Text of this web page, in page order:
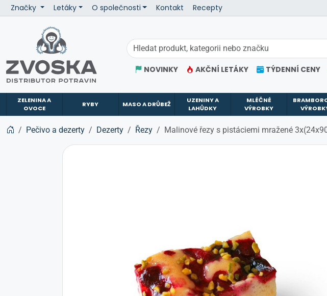
Značky Letáky O společnosti Kontakt Recepty
NOVINKY AKČNÍ LETÁKY TÝDENNÍ CENY
ZELENINA A
OVOCE
RYBY MASO A DRŮBEŽ
UZENINY A
LAHŮDKY
MLÉČNÉ
VÝROBKY
Pečivo a dezerty Dezerty Řezy Malinové řezy s pistáciemi mražené